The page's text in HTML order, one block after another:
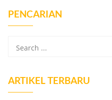
PENCARIAN
ARTIKEL TERBARU